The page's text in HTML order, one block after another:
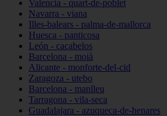
Valencia - quart-de-poblet
Navarra - viana
Illes-balears - palma-de-mallorca
Huesca - panticosa
León - cacabelos
Barcelona - moià
Alicante - monforte-del-cid
Zaragoza - utebo
Barcelona - manlleu
Tarragona - vila-seca
Guadalajara - azuqueca-de-henares